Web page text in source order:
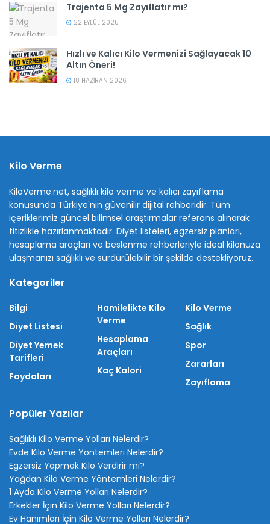
Trajenta 5 Mg Zayıflatır mı?
22 EYLÜL 2025
Hızlı ve Kalıcı Kilo Vermenizi Sağlayacak 10
Altın Öneri!
18 HAZIRAN 2026
Kilo Verme
KiloVerme.net, sağlıklı kilo verme ve kalıcı zayıflama
konusunda Türkiye'nin güvenilir dijital rehberidir. Tüm
içeriklerimiz güncel bilimsel araştırmalar referans alınarak
titizlikle hazırlanmaktadır. Diyet listeleri, egzersiz planları,
hesaplama araçları ve beslenme rehberleriyle ideal kilonuza
ulaşmanızı sağlıklı ve sürdürülebilir bir şekilde destekliyoruz.
Kategoriler
Bilgi
Diyet Listesi
Diyet Yemek
Tarifleri
Faydaları
Hamilelikte Kilo
Verme
Hesaplama
Araçları
Kaç Kalori
Kilo Verme
Sağlık
Spor
Zararları
Zayıflama
Popüler Yazılar
Sağlıklı Kilo Verme Yolları Nelerdir?
Evde Kilo Verme Yöntemleri Nelerdir?
Egzersiz Yapmak Kilo Verdirir mi?
Yağdan Kilo Verme Yöntemleri Nelerdir?
1 Ayda Kilo Verme Yolları Nelerdir?
Erkekler İçin Kilo Verme Yolları Nelerdir?
Ev Hanımları İçin Kilo Verme Yolları Nelerdir?